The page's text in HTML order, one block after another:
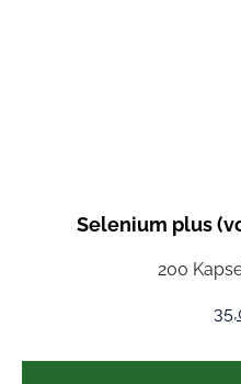
Selenium plus
200